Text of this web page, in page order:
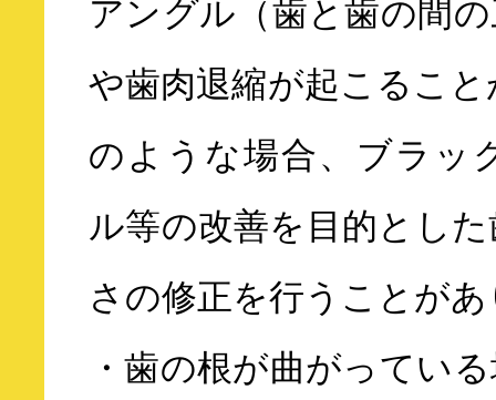
アングル（歯と歯の間
や歯肉退縮が起こるこ
のような場合、ブラッ
ル等の改善を目的とし
さの修正を行うことが
・歯の根が曲がってい